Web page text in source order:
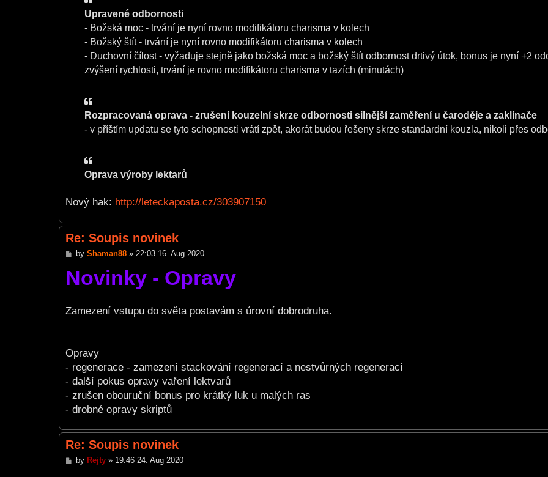
Upravené odbornosti
- Božská moc - trvání je nyní rovno modifikátoru charisma v kolech
- Božský štít - trvání je nyní rovno modifikátoru charisma v kolech
- Duchovní čílost - vyžaduje stejně jako božská moc a božský štít odbornost drtivý útok, bonus je nyní +2
zvýšení rychlosti, trvání je rovno modifikátoru charisma v tazích (minutách)
Rozpracovaná oprava - zrušení kouzelní skrze odbornosti silnější zaměření u čaroděje a zaklínače
- v příštím updatu se tyto schopnosti vrátí zpět, akorát budou řešeny skrze standardní kouzla, nikoli přes
Oprava výroby lektarů
Nový hak: http://leteckaposta.cz/303907150
Re: Soupis novinek
P
s
t
by Shaman88» 22:03 16. Aug 2020
Novinky - Opravy
Zamezení vstupu do světa postavám s úrovní dobrodruha.
Opravy
- regenerace - zamezení stackování regenerací a nestvůrných regenerací
- další pokus opravy vaření lektvarů
- zrušen obouruční bonus pro krátký luk u malých ras
- drobné opravy skriptů
Re: Soupis novinek
Pby Rejty» 19:46 24. Aug 2020